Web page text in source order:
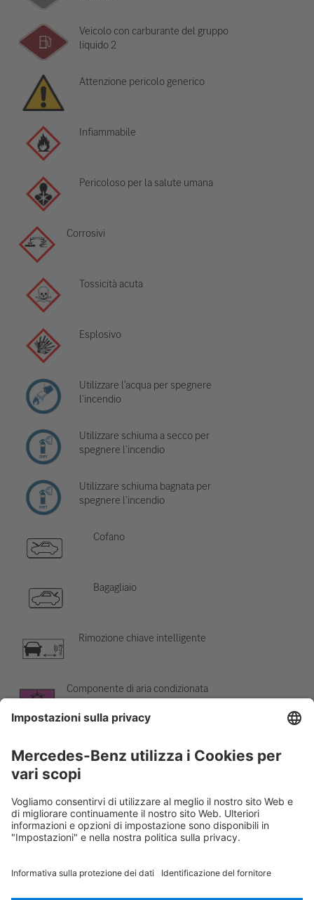
Veicolo con carburante del gruppo
liquido 2
Attenzione pericolo generico
Infiammabile
Pericoloso per la salute umana
Corrosivi
Tossicità acuta
Esplosivo
Utilizzare l'acqua per spegnere
l'incendio
Utilizzare schiuma a secco per
spegnere l'incendio
Utilizzare schiuma bagnata per
spegnere l'incendio
Cofano
Bagagliaio
Rimozione chiave intelligente
Componente di aria condizionata